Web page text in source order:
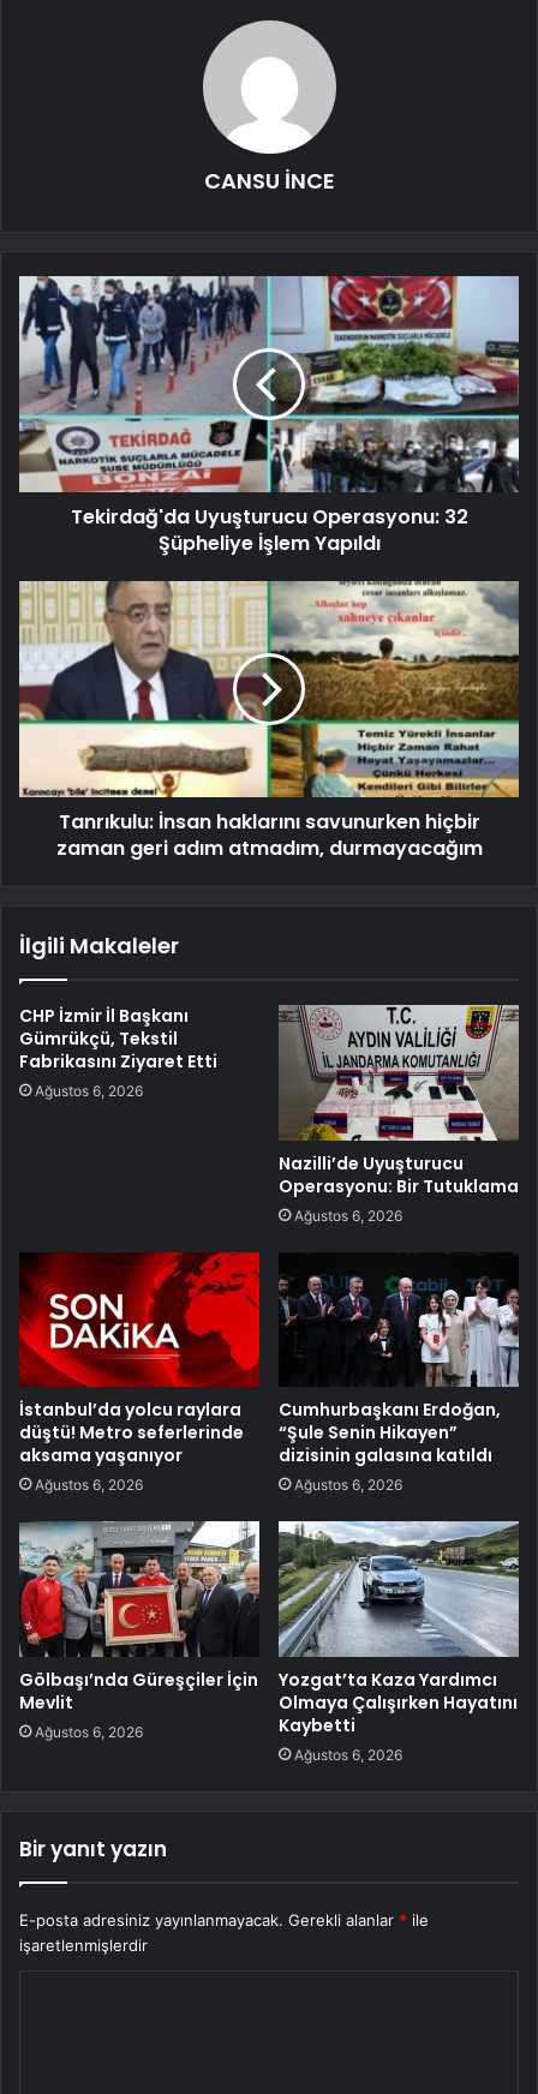
CANSU İNCE
Tekirdağ'da Uyuşturucu Operasyonu: 32
Şüpheliye İşlem Yapıldı
Tanrıkulu: İnsan haklarını savunurken hiçbir
zaman geri adım atmadım, durmayacağım
İlgili Makaleler
CHP İzmir İl Başkanı
Gümrükçü, Tekstil
Fabrikasını Ziyaret Etti
Ağustos 6, 2026
Nazilli’de Uyuşturucu
Operasyonu: Bir Tutuklama
Ağustos 6, 2026
İstanbul’da yolcu raylara
düştü! Metro seferlerinde
aksama yaşanıyor
Ağustos 6, 2026
Cumhurbaşkanı Erdoğan,
“Şule Senin Hikayen”
dizisinin galasına katıldı
Ağustos 6, 2026
Gölbaşı’nda Güreşçiler İçin
Mevlit
Ağustos 6, 2026
Yozgat’ta Kaza Yardımcı
Olmaya Çalışırken Hayatını
Kaybetti
Ağustos 6, 2026
Bir yanıt yazın
E-posta adresiniz yayınlanmayacak. Gerekli alanlar * ile
işaretlenmişlerdir